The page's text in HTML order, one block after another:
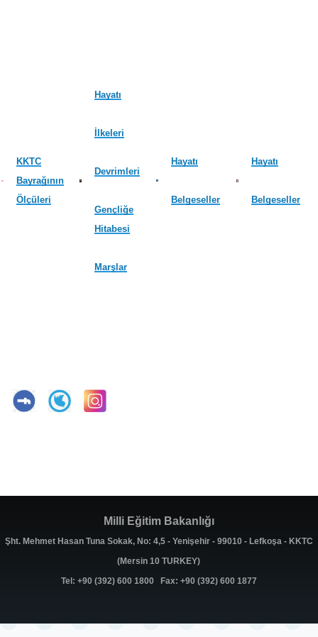
KKTC
Bayrağının
Ölçüleri
Hayatı
İlkeleri
Devrimleri
Gençliğe
Hitabesi
Marşlar
Hayatı
Belgeseller
Hayatı
Belgeseller
Milli Eğitim Bakanlığı
Şht. Mehmet Hasan Tuna Sokak, No: 4,5 - Yenişehir - 99010 - Lefkoşa - KKTC
(Mersin 10 TURKEY)
Tel: +90 (392) 600 1800 Fax: +90 (392) 600 1877